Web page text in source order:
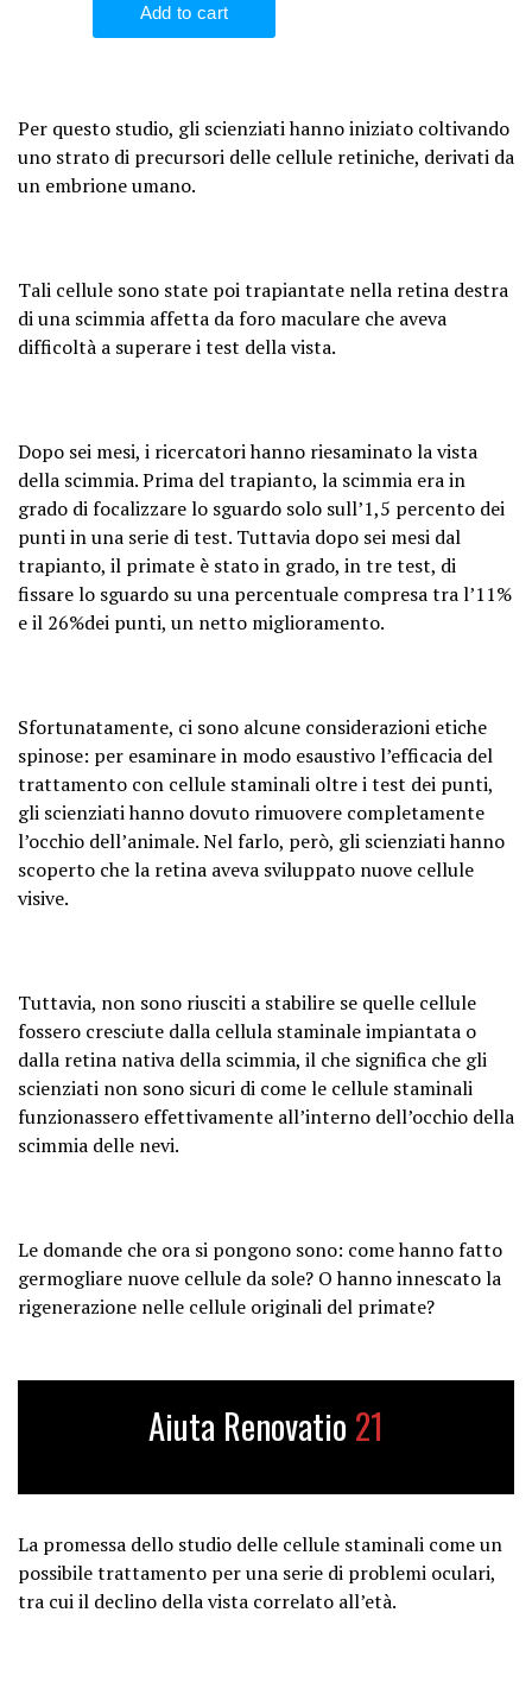
Per questo studio, gli scienziati hanno iniziato coltivando
uno strato di precursori delle cellule retiniche, derivati da
un embrione umano.
Tali cellule sono state poi trapiantate nella retina destra
di una scimmia affetta da foro maculare che aveva
difficoltà a superare i test della vista.
Dopo sei mesi, i ricercatori hanno riesaminato la vista
della scimmia. Prima del trapianto, la scimmia era in
grado di focalizzare lo sguardo solo sull’1,5 percento dei
punti in una serie di test. Tuttavia dopo sei mesi dal
trapianto, il primate è stato in grado, in tre test, di
fissare lo sguardo su una percentuale compresa tra l’11%
e il 26%dei punti, un netto miglioramento.
Sfortunatamente, ci sono alcune considerazioni etiche
spinose: per esaminare in modo esaustivo l’efficacia del
trattamento con cellule staminali oltre i test dei punti,
gli scienziati hanno dovuto rimuovere completamente
l’occhio dell’animale. Nel farlo, però, gli scienziati hanno
scoperto che la retina aveva sviluppato nuove cellule
visive.
Tuttavia, non sono riusciti a stabilire se quelle cellule
fossero cresciute dalla cellula staminale impiantata o
dalla retina nativa della scimmia, il che significa che gli
scienziati non sono sicuri di come le cellule staminali
funzionassero effettivamente all’interno dell’occhio della
scimmia delle nevi.
Le domande che ora si pongono sono: come hanno fatto
germogliare nuove cellule da sole? O hanno innescato la
rigenerazione nelle cellule originali del primate?
Aiuta Renovatio 21
La promessa dello studio delle cellule staminali come un
possibile trattamento per una serie di problemi oculari,
tra cui il declino della vista correlato all’età.